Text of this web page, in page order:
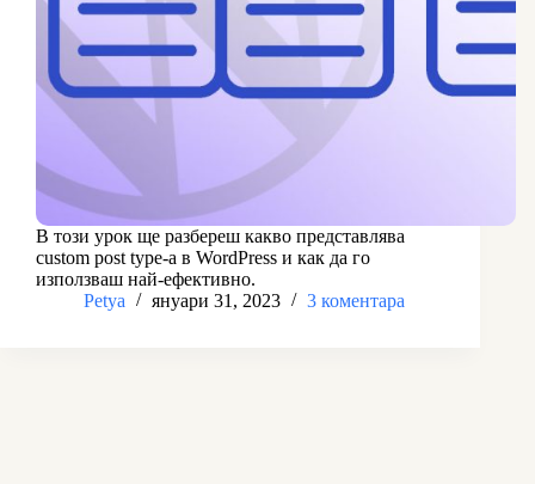
В този урок ще разбереш какво представлява
custom post type-a в WordPress и как да го
използваш най-ефективно.
Petya
януари 31, 2023 3 коментара